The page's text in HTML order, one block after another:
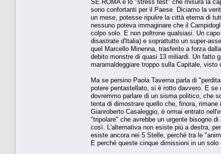
SE ROMA è lo "stress test" che misura la
sono confortanti per il Paese. Diciamo la
un mese, potesse ripulire la città eterna di
nessuno poteva immaginare che il
colpo solo. E non poltrone qualsiasi. Un
disastrate d'Italia) e soprattutto un super-
quel Marcello Minenna, trasferito a forza
debito monstre di quasi 13 miliardi. Un fatto
maramaldeggiare troppo sulla Capitale,
Ma se persino Paola Taverna parla di
potere pentastellato, si è rotto davvero. E
dovremmo parlare di un sisma politico, che
tenta di dimostrare quello che, finora,
Gianroberto Casaleggio, è ormai entrato
"tripolare" che avrebbe un urgente bisogno
così. L'alternativa non esiste più a destra,
esiste ancora nei 5 Stelle, perché tra le
E perché queste cinque dimissioni in un